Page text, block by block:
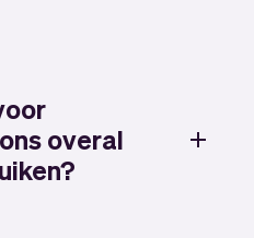
overal